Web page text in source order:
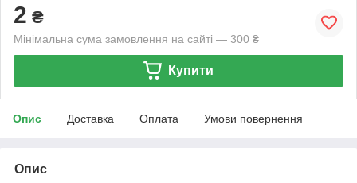
2 ₴
Мінімальна сума замовлення на сайті — 300 ₴
Купити
Опис Доставка Оплата Умови повернення
Опис